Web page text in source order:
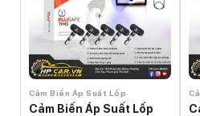
Cảm Biến Áp Suất Lốp
Cảm Biến Áp Suất Lốp